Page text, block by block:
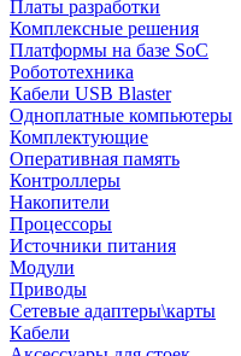
Платы разработки
Комплексные решения
Платформы на базе SoC
Робототехника
Кабели USB Blaster
Одноплатные компьютеры
Комплектующие
Оперативная память
Контроллеры
Накопители
Процессоры
Источники питания
Модули
Приводы
Сетевые адаптеры\карты
Кабели